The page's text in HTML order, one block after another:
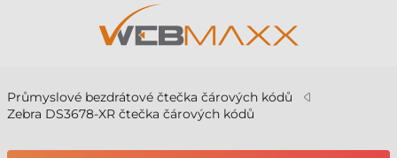
Průmyslové bezdrátové čtečka čárových kódů
Zebra DS3678-XR čtečka čárových kódů